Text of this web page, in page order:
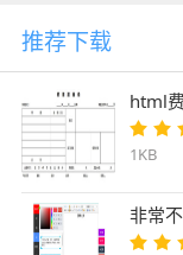
推荐下载
html
1KB
非常
版编